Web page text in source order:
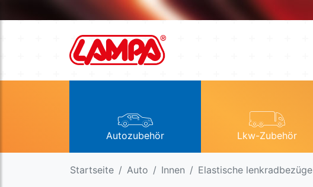
Autozubehör Lkw-Zubehör
Startseite Auto Innen Elastische lenkradbezüge